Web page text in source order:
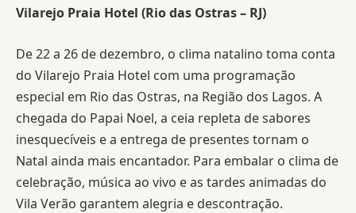
Vilarejo Praia Hotel (Rio das Ostras – RJ)
De 22 a 26 de dezembro, o clima natalino toma conta
do Vilarejo Praia Hotel com uma programação
especial em Rio das Ostras, na Região dos Lagos. A
chegada do Papai Noel, a ceia repleta de sabores
inesquecíveis e a entrega de presentes tornam o
Natal ainda mais encantador. Para embalar o clima de
celebração, música ao vivo e as tardes animadas do
Vila Verão garantem alegria e descontração.